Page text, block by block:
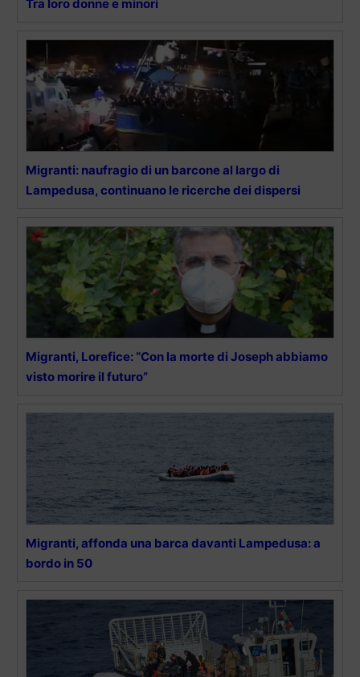
Tra loro donne e minori
Migranti: naufragio di un barcone al largo di
Lampedusa, continuano le ricerche dei dispersi
Migranti, Lorefice: “Con la morte di Joseph abbiamo
visto morire il futuro”
Migranti, affonda una barca davanti Lampedusa: a
bordo in 50